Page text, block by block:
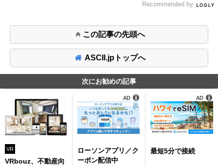
Recommended by
この記事の先頭へ
ASCII.jpトップへ
次にお勧めの記事
VR
VRbouz、不動産向
ローソンアプリ／ク
ーポン配信中
AD
最短5分で接続
AD